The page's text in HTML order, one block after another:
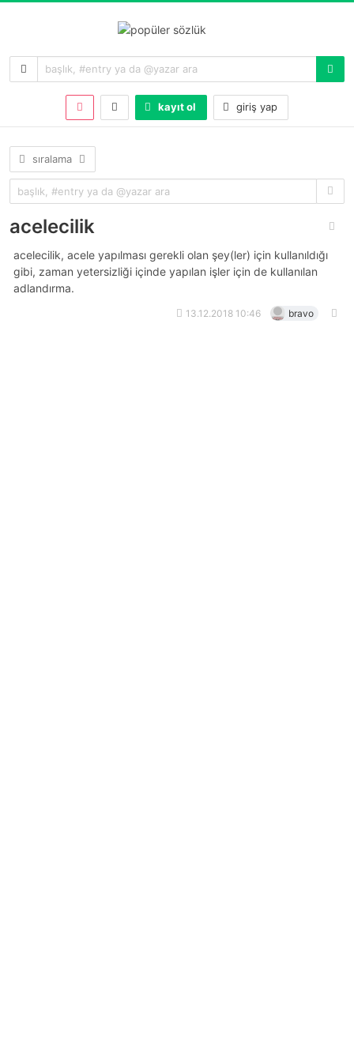
kayıt ol giriş yap
sıralama
acelecilik
acelecilik, acele yapılması gerekli olan şey(ler) için kullanıldığı
gibi, zaman yetersizliği içinde yapılan işler için de kullanılan
adlandırma.
13.12.2018 10:46 bravo